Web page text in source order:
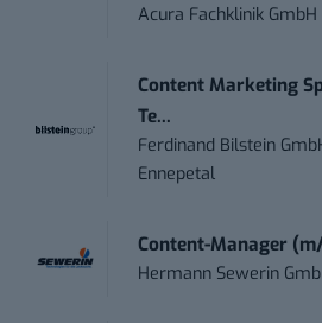
Acura Fachklinik GmbH
Content Marketing
Te...
Ferdinand Bilstein
Ennepetal
Content-Manager
Hermann Sewerin